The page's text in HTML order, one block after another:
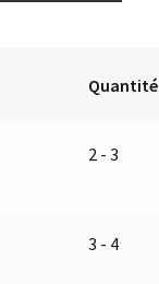
Quantité
2 - 3
3 - 4